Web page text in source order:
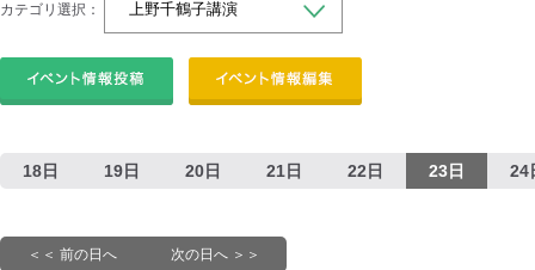
カテゴリ選択：
18日 19日 20日 21日 22日 23日 24
＜＜ 前の日へ 次の日へ ＞＞